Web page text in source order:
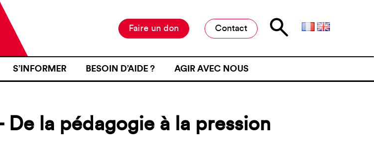
S’INFORMER
RESSOURCES
BESOIN D’AIDE ?
J’AI FAIT L’OBJET D’UN CONTRÔLE
AGIR AVEC NOUS
RESTER INFORMÉ·E
Faire un don Contact
De la pédagogie à la pression